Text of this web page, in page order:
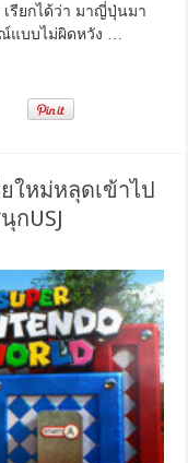
รียกได้ว่า มาญี่ปุ่นมา
ณ์แบบไม่ผิดหวัง …
ใหม่หลุดเข้าไป
USJ